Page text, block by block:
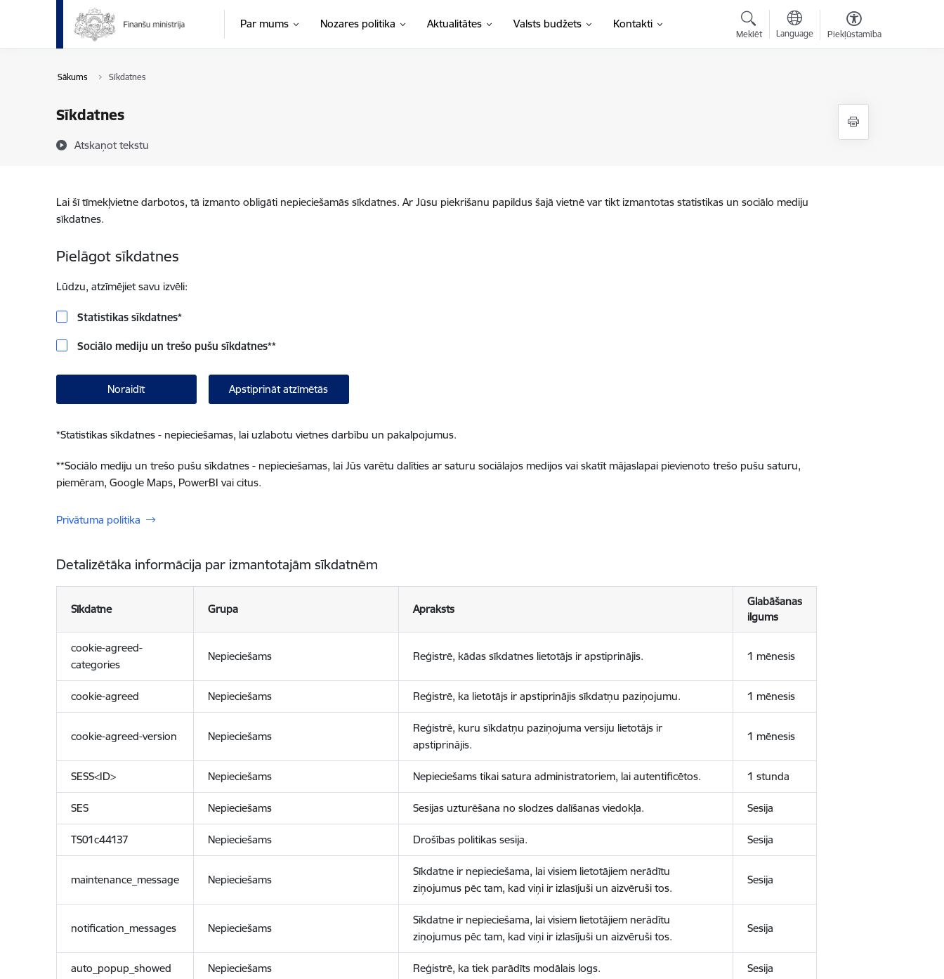
Pāriet uz lapas saturu
Par mums Nozares politika Aktualitātes Valsts budžets Kontakti
Meklēt Language Piekļūstamība
Sākums Sīkdatnes
Sīkdatnes
Atskaņot tekstu
Lai šī tīmekļvietne darbotos, tā izmanto obligāti nepieciešamās sīkdatnes. Ar Jūsu piekrišanu papildus šajā vietnē var tikt izmantotas statistikas un sociālo mediju
sīkdatnes.
Pielāgot sīkdatnes
Lūdzu, atzīmējiet savu izvēli:
Statistikas sīkdatnes*
Sociālo mediju un trešo pušu sīkdatnes**
Noraidīt Apstiprināt atzīmētās
*Statistikas sīkdatnes - nepieciešamas, lai uzlabotu vietnes darbību un pakalpojumus.
**Sociālo mediju un trešo pušu sīkdatnes - nepieciešamas, lai Jūs varētu dalīties ar saturu sociālajos medijos vai skatīt mājaslapai pievienoto trešo pušu saturu,
piemēram, Google Maps, PowerBI vai citus.
Privātuma politika
Detalizētāka informācija par izmantotajām sīkdatnēm
Sīkdatne Grupa Apraksts
Glabāšanas
ilgums
cookie-agreed-
categories
Nepieciešams Reģistrē, kādas sīkdatnes lietotājs ir apstiprinājis. 1 mēnesis
cookie-agreed Nepieciešams Reģistrē, ka lietotājs ir apstiprinājis sīkdatņu paziņojumu. 1 mēnesis
cookie-agreed-version Nepieciešams
Reģistrē, kuru sīkdatņu paziņojuma versiju lietotājs ir
apstiprinājis.
1 mēnesis
SESS<ID> Nepieciešams Nepieciešams tikai satura administratoriem, lai autentificētos. 1 stunda
SES Nepieciešams Sesijas uzturēšana no slodzes dalīšanas viedokļa. Sesija
TS01c44137 Nepieciešams Drošības politikas sesija. Sesija
maintenance_message Nepieciešams
Sīkdatne ir nepieciešama, lai visiem lietotājiem nerādītu
ziņojumus pēc tam, kad viņi ir izlasījuši un aizvēruši tos.
Sesija
notification_messages Nepieciešams
Sīkdatne ir nepieciešama, lai visiem lietotājiem nerādītu
ziņojumus pēc tam, kad viņi ir izlasījuši un aizvēruši tos.
Sesija
auto_popup_showed Nepieciešams Reģistrē, ka tiek parādīts modālais logs. Sesija